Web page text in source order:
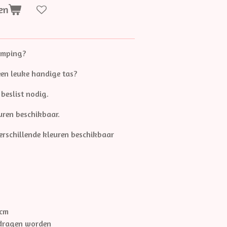
leuke handige tas?
beslist nodig.
beschikbaar.
kleuren beschikbaar
worden